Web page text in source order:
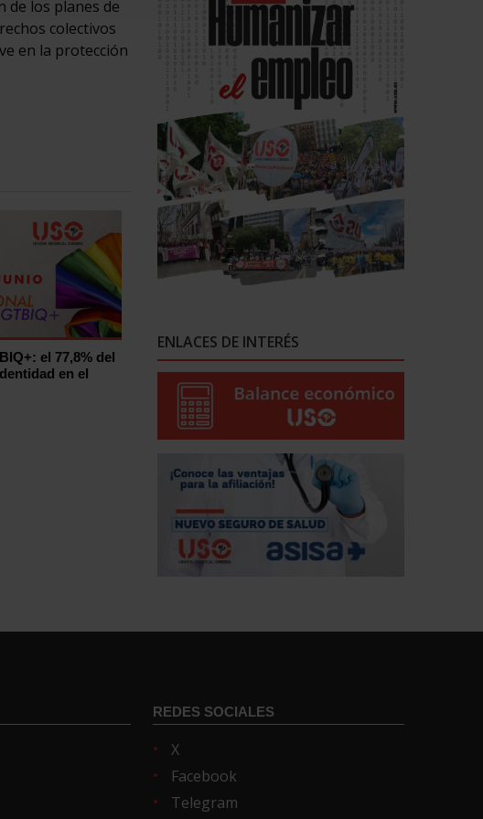
de los planes de
colectivos
en la protección
el 77,8% del
en el
ENLACES DE INTERÉS
REDES SOCIALES
X
Facebook
Telegram